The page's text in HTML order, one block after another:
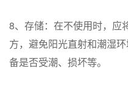
8、存储：在不使用时，应
方，避免阳光直射和潮湿
备是否受潮、损坏等。